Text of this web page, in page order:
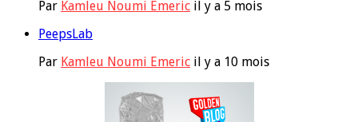
Par Kamleu Noumi Emeric il y a 5 mois
PeepsLab
Par Kamleu Noumi Emeric il y a 10 mois